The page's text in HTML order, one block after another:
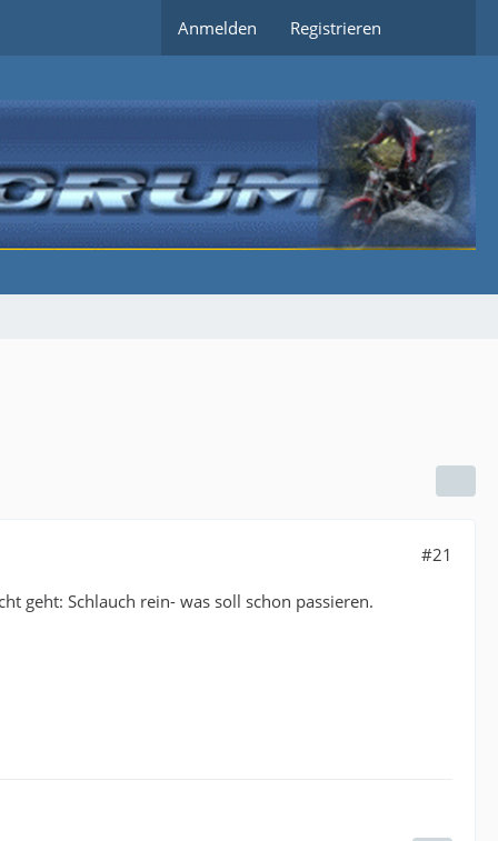
Anmelden Registrieren
#21
geht: Schlauch rein- was soll schon passieren.